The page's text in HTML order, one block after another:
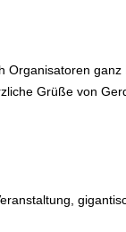
Organisatoren
Grüße von